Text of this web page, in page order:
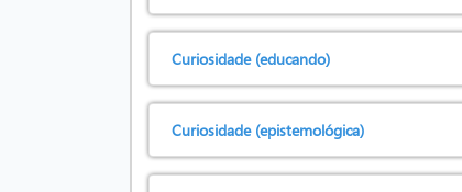
Curiosidade (educando)
Curiosidade (epistemológica)